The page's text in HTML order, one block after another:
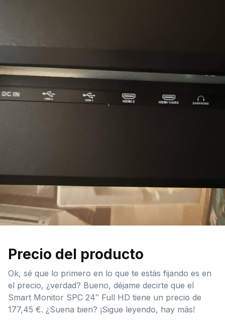
Precio del producto
Ok, sé que lo primero en lo que te estás fijando es en
el precio, ¿verdad? Bueno, déjame decirte que el
Smart Monitor SPC 24″ Full HD tiene un precio de
177,45 €. ¿Suena bien? ¡Sigue leyendo, hay más!